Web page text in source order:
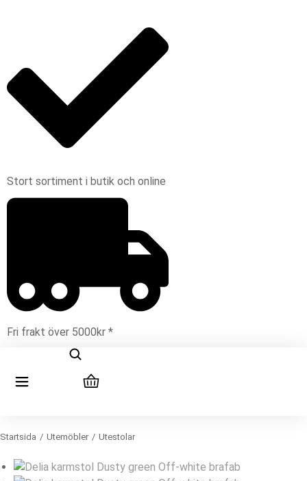
Stort sortiment i butik och online
Fri frakt över 5000kr *
Du är här:
Startsida Utemöbler Utestolar